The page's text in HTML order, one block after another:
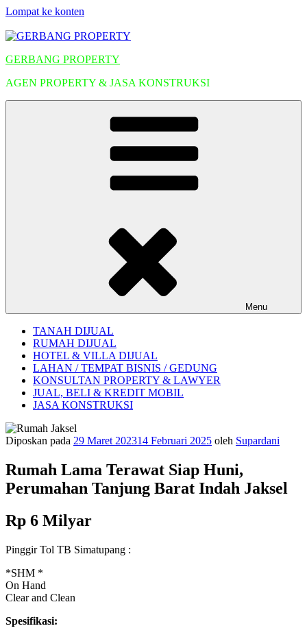
Lompat ke konten
GERBANG PROPERTY
AGEN PROPERTY & JASA KONSTRUKSI
Menu
TANAH DIJUAL
RUMAH DIJUAL
HOTEL & VILLA DIJUAL
LAHAN / TEMPAT BISNIS / GEDUNG
KONSULTAN PROPERTY & LAWYER
JUAL, BELI & KREDIT MOBIL
JASA KONSTRUKSI
Diposkan pada 29 Maret 202314 Februari 2025 oleh Supardani
Rumah Lama Terawat Siap Huni,
Perumahan Tanjung Barat Indah Jaksel
Rp 6 Milyar
Pinggir Tol TB Simatupang :
*SHM *
On Hand
Clear and Clean
Spesifikasi: